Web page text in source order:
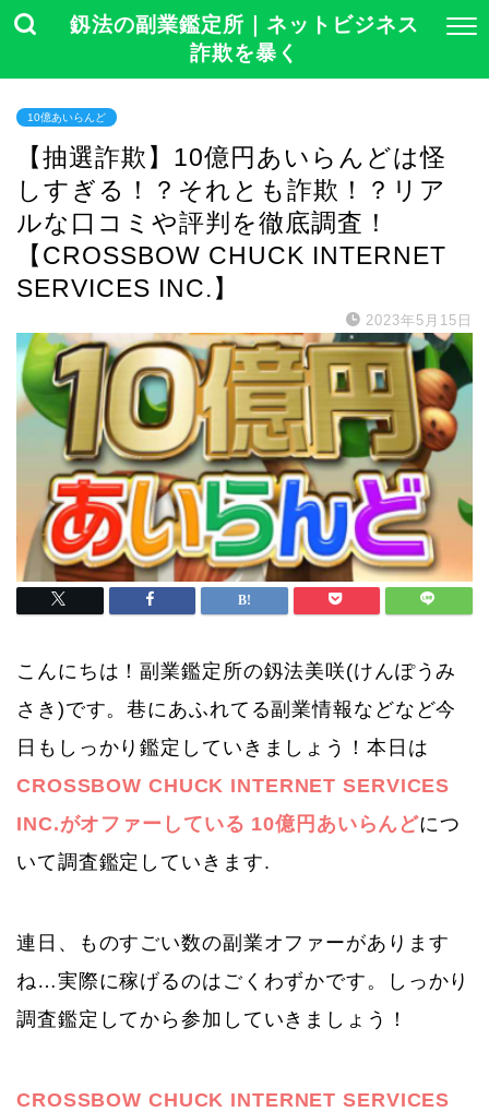
釼法の副業鑑定所｜ネットビジネス
詐欺を暴く
10億あいらんど
【抽選詐欺】10億円あいらんどは怪
しすぎる！？それとも詐欺！？リア
ルな口コミや評判を徹底調査！
【CROSSBOW CHUCK INTERNET
SERVICES INC.】
2023年5月15日
こんにちは！副業鑑定所の釼法美咲(けんぽうみ
さき)です。巷にあふれてる副業情報などなど今
日もしっかり鑑定していきましょう！本日は
CROSSBOW CHUCK INTERNET SERVICES
INC.がオファーしている 10億円あいらんどにつ
いて調査鑑定していきます.
連日、ものすごい数の副業オファーがあります
ね…実際に稼げるのはごくわずかです。しっかり
調査鑑定してから参加していきましょう！
CROSSBOW CHUCK INTERNET SERVICES